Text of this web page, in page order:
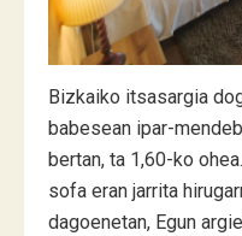
Bizkaiko itsasargia
babesean ipar-
bertan, ta 1,60-ko
sofa eran jarrita
dagoenetan, Egun